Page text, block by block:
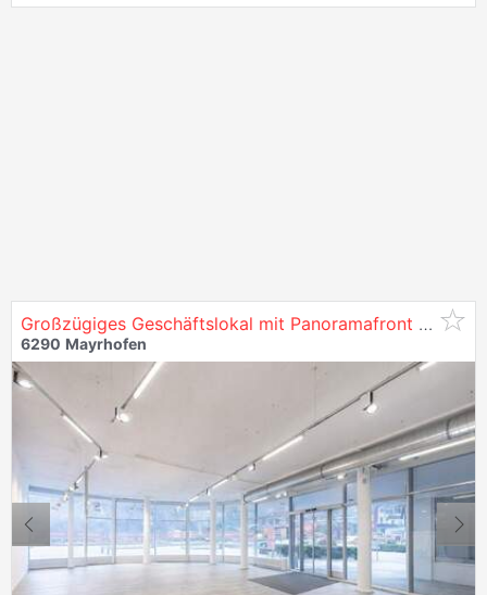
Großzügiges Geschäftslokal mit Panoramafront in
6290 Mayrhofen